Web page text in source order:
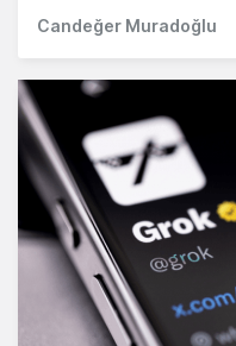
Candeğer Muradoğlu